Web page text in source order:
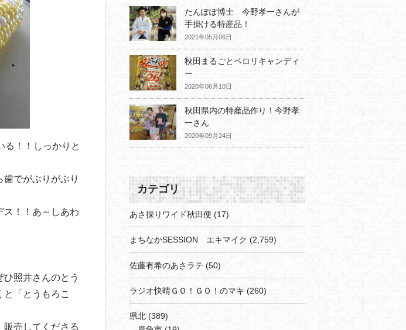
る！！しっかりと
でがぶりがぶり
ス！！あ～しあわ
照井さんのとう
と「とうもろこ
販売してくださる
たんぽぽ博士 今野孝一さんが
手掛ける特産品！
2021年05月06日
秋田まるごとペロリキャンディ
ー
2020年06月10日
秋田県内の特産品作り！今野孝
一さん
2020年09月24日
カテゴリ
あさ採りワイド秋田便 (17)
まちなかSESSION エキマイク (2,759)
佐藤有希のあさラテ (50)
ラジオ快晴ＧＯ！ＧＯ！のマキ (260)
県北 (389)